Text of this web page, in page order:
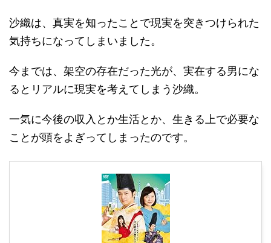
沙織は、真実を知ったことで現実を突きつけられた
気持ちになってしまいました。
今までは、架空の存在だった光が、実在する男にな
るとリアルに現実を考えてしまう沙織。
一気に今後の収入とか生活とか、生きる上で必要な
ことが頭をよぎってしまったのです。